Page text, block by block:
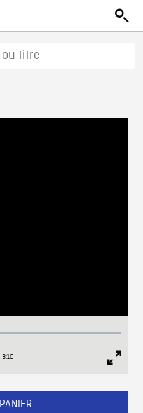
Duration
3:10